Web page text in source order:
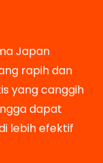
Japan
rapih dan
yang canggih
dapat
lebih efektif